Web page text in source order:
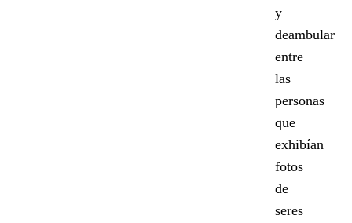
y
deambular
entre
las
personas
que
exhibían
fotos
de
seres